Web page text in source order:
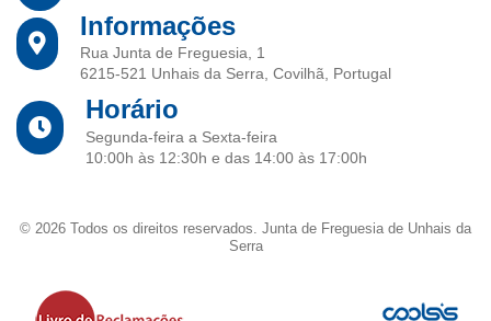
Informações
Rua Junta de Freguesia, 1
6215-521 Unhais da Serra, Covilhã, Portugal
Horário
Segunda-feira a Sexta-feira
10:00h às 12:30h e das 14:00 às 17:00h
© 2026 Todos os direitos reservados. Junta de Freguesia de Unhais da
Serra